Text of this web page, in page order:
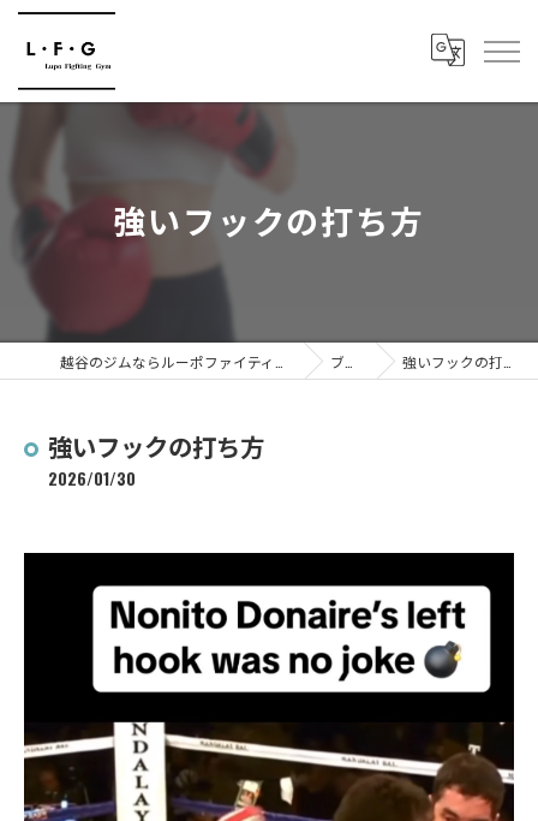
強いフックの打ち方
ブログ 強いフックの打ち方
強いフックの打ち方
2026/01/30